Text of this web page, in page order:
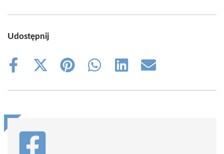
Udostępnij
Share
Share
(Twitter)
Share
Share
Share
Share